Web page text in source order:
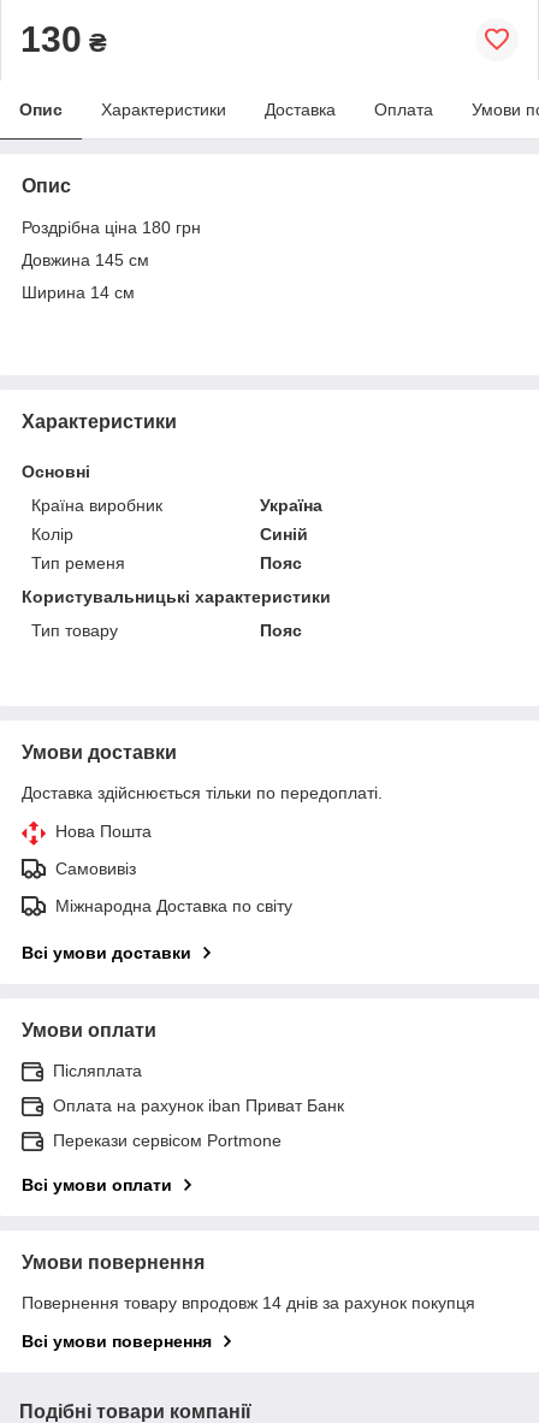
130 ₴
Опис Характеристики Доставка Оплата Умови
Опис
Роздрібна ціна 180 грн
Довжина 145 см
Ширина 14 см
Характеристики
Основні
Країна виробник
Україна
Колір
Синій
Тип ременя
Пояс
Користувальницькі характеристики
Тип товару
Пояс
Умови доставки
Доставка здійснюється тільки по передоплаті.
Нова Пошта
Самовивіз
Міжнародна Доставка по світу
Всі умови доставки
Умови оплати
Післяплата
Оплата на рахунок iban Приват Банк
Перекази сервісом Portmone
Всі умови оплати
Умови повернення
Повернення товару впродовж 14 днів за рахунок покупця
Всі умови повернення
Подібні товари компанії